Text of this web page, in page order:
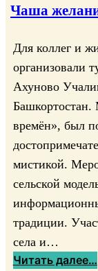
у
р
Чаша
Для коллег и
организовали
Ахуново
времён», был
мистикой.
сельской
традиции.
села и…
Читать далее…: